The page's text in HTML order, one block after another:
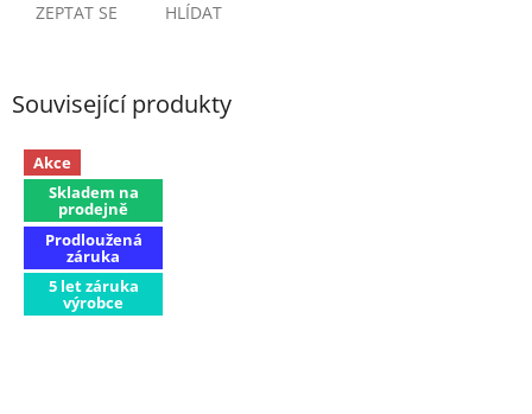
ZEPTAT SE HLÍDAT
Související produkty
Akce
Skladem na
prodejně
Prodloužená
záruka
5 let záruka
výrobce